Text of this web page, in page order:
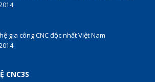
gia công CNC độc nhất Việt Nam
CNC3S